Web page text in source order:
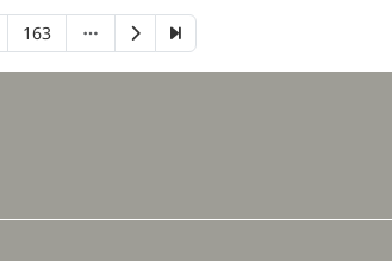
163